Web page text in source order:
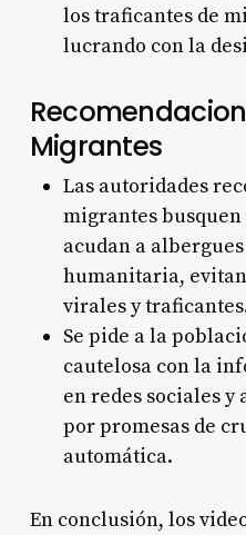
los traficantes de
lucrando con la
Migrantes
Las autoridades
migrantes busquen
acudan a
humanitaria,
virales y
Se pide a la
cautelosa con la
en redes sociales y
por promesas de
automática.
En conclusión, los